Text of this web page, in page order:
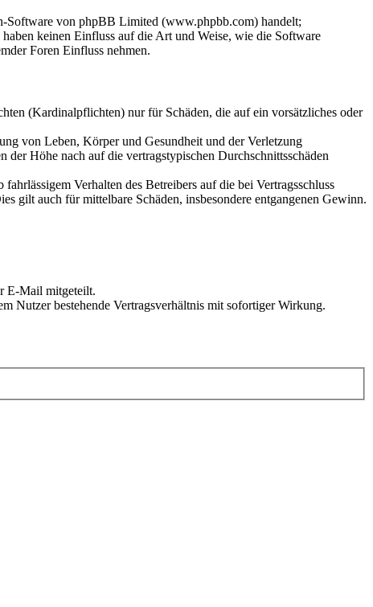
Software von phpBB Limited (www.phpbb.com) handelt;
keinen Einfluss auf die Art und Weise, wie die Software
Foren Einfluss nehmen.
(Kardinalpflichten) nur für Schäden, die auf ein vorsätzliches oder
von Leben, Körper und Gesundheit und der Verletzung
Höhe nach auf die vertragstypischen Durchschnittsschäden
Verhalten des Betreibers auf die bei Vertragsschluss
gilt auch für mittelbare Schäden, insbesondere entgangenen Gewinn.
E-Mail mitgeteilt.
Nutzer bestehende Vertragsverhältnis mit sofortiger Wirkung.